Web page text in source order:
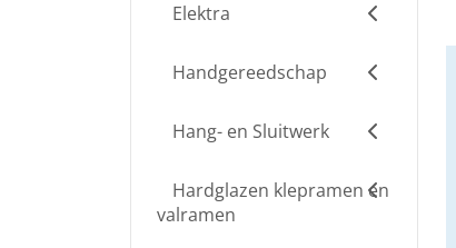
Elektra
Handgereedschap
Hang- en Sluitwerk
Hardglazen klepramen en
valramen